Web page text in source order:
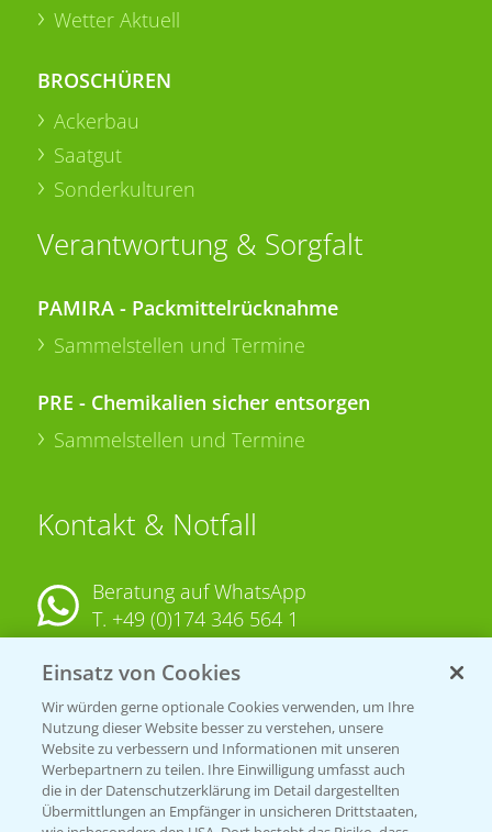
Wetter Aktuell
BROSCHÜREN
Ackerbau
Saatgut
Sonderkulturen
Verantwortung & Sorgfalt
PAMIRA - Packmittelrücknahme
Sammelstellen und Termine
PRE - Chemikalien sicher entsorgen
Sammelstellen und Termine
Kontakt & Notfall
Beratung auf WhatsApp
T. +49 (0)174 346 564 1
KONTAKT
Hilfe in Notfällen
T.+49 (0)214/30-20220
Einsatz von Cookies
Wir würden gerne optionale Cookies verwenden, um Ihre
Nutzung dieser Website besser zu verstehen, unsere
Website zu verbessern und Informationen mit unseren
Werbepartnern zu teilen. Ihre Einwilligung umfasst auch
die in der Datenschutzerklärung im Detail dargestellten
Übermittlungen an Empfänger in unsicheren Drittstaaten,